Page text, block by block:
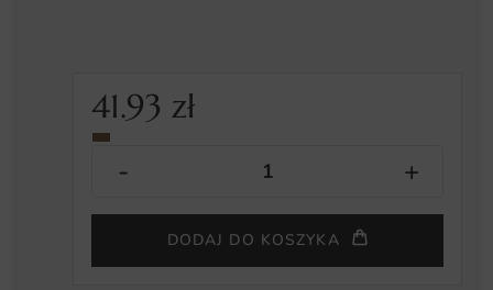
41.93zł
DODAJ DO KOSZYKA